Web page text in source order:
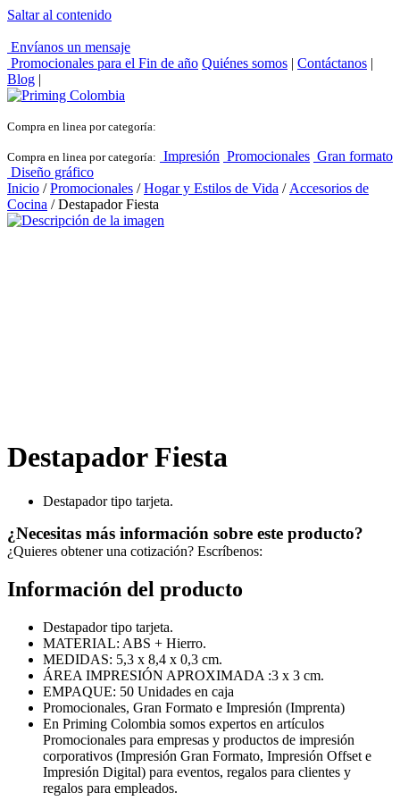
Saltar al contenido
Envíanos un mensaje
Promocionales para el Fin de año Quiénes somos | Contáctanos |
Blog |
Compra en linea por categoría:
Compra en linea por categoría: Impresión Promocionales Gran formato
Diseño gráfico
Inicio /Promocionales /Hogar y Estilos de Vida / Accesorios de
Cocina / Destapador Fiesta
Destapador Fiesta
Destapador tipo tarjeta.
¿Necesitas más información sobre este producto?
¿Quieres obtener una cotización? Escríbenos:
Información del producto
Destapador tipo tarjeta.
MATERIAL: ABS + Hierro.
MEDIDAS: 5,3 x 8,4 x 0,3 cm.
ÁREA IMPRESIÓN APROXIMADA :3 x 3 cm.
EMPAQUE: 50 Unidades en caja
Promocionales, Gran Formato e Impresión (Imprenta)
En Priming Colombia somos expertos en artículos
Promocionales para empresas y productos de impresión
corporativos (Impresión Gran Formato, Impresión Offset e
Impresión Digital) para eventos, regalos para clientes y
regalos para empleados.